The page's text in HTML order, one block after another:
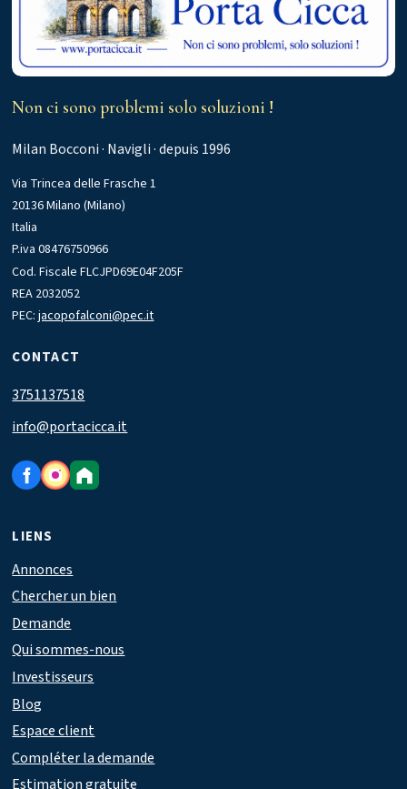
Non ci sono problemi solo soluzioni !
Milan Bocconi · Navigli · depuis 1996
Via Trincea delle Frasche 1
20136 Milano (Milano)
Italia
P.iva 08476750966
Cod. Fiscale FLCJPD69E04F205F
REA 2032052
PEC:jacopofalconi@pec.it
CONTACT
3751137518
info@portacicca.it
LIENS
Annonces
Chercher un bien
Demande
Qui sommes-nous
Investisseurs
Blog
Espace client
Compléter la demande
Estimation gratuite